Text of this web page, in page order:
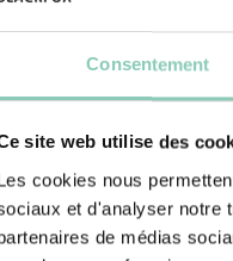
Consentement
site web utilise des
cookies nous
et d'analyser notre
de médias
au contact des
la prochaine session